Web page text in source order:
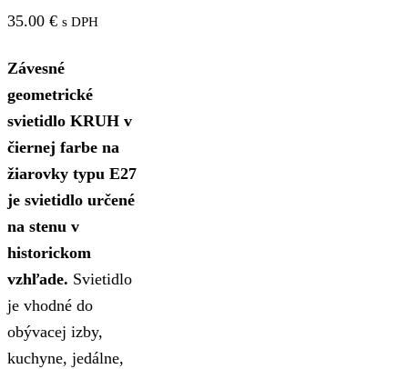
35.00 € s DPH
Závesné
geometrické
svietidlo KRUH v
čiernej farbe na
žiarovky typu E27
je svietidlo určené
na stenu v
historickom
vzhľade. Svietidlo
je vhodné do
obývacej izby,
kuchyne, jedálne,